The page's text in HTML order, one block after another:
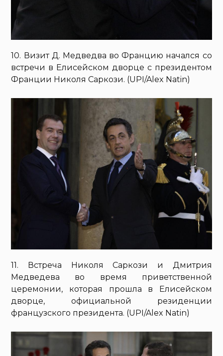
10. Визит Д. Медведва во Францию начался со
встречи в Елисейском дворце с президентом
Франции Николя Саркози. (UPI/Alex Natin)
11. Встреча Николя Саркози и Дмитрия
Медведева во время приветственной
церемонии, которая прошла в Елисейском
дворце, официальной резиденции
французского президента. (UPI/Alex Natin)